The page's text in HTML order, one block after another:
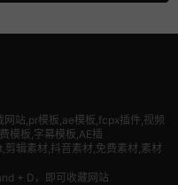
站,pr模板,ae模板,fcpx插件,视频
模板,字幕模板,AE插
辑素材,抖音素材,免费素材,素材
+ D，即可收藏网站